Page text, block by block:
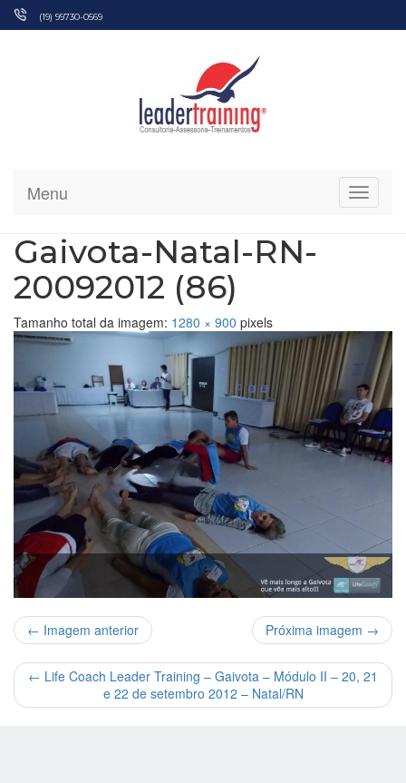
Pular
(19) 99730-0569
Menu
Gaivota-Natal-RN-
20092012 (86)
Tamanho total da imagem: 1280 × 900 pixels
← Imagem anterior Próxima imagem →
← Life Coach Leader Training – Gaivota – Módulo II – 20, 21
e 22 de setembro 2012 – Natal/RN